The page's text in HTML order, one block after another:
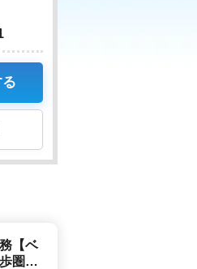
【ベ
圏内